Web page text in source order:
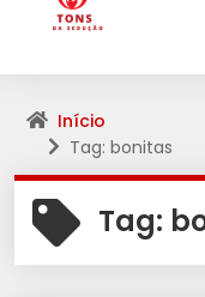
Início
Tag: bonitas
Tag: